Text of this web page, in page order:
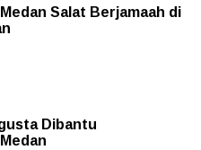
Salat Berjamaah di
Dibantu